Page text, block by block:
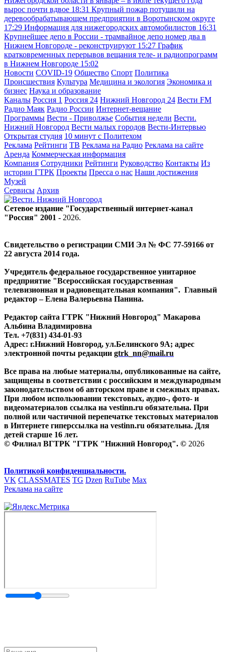
вырос почти вдвое 18:31 Крупный пожар потушили на
деревообрабатывающем предприятии в Воротынском округе
17:29 Информация для нижегородских автомобилистов 16:31
Крупнейшее депо в России - трамвайное депо номер два в
Нижнем Новгороде - реконструируют 15:27 График
кратковременных перерывов вещания теле- и радиопрограмм
в Нижнем Новгороде 15:02
Новости COVID-19 Общество Спорт Политика
Происшествия Культура Медицина и экология Экономика и
бизнес Наука и образование
Каналы Россия 1 Россия 24 Нижний Новгород 24 Вести FM
Радио Маяк Радио России Интернет-вещание
Программы Вести - Приволжье События недели Вести.
Нижний Новгород Вести малых городов Вести-Интервью
Открытая студия 10 минут с Политехом
Реклама Рейтинги ТВ Реклама на Радио Реклама на сайте
Аренда Коммерческая информация
Компания Сотрудники Рейтинги Руководство Контакты Из
истории ГТРК Проекты Пресса о нас Наши достижения
Музей
Сервисы Архив
Сетевое издание "Государственный интернет-канал
"Россия" 2001 - 2026.
Свидетельство о регистрации СМИ Эл № ФС 77-59166 от
22 августа 2014 года.
Учредитель федеральное государственное унитарное
предприятие "Всероссийская государственная
телевизионная и радиовещательная компания". Главный
редактор – Елена Валерьевна Панина.
Редактор сайта ГТРК "Нижний Новгород" Макарова
Альбина Владимировна
Тел. +7(831) 434-01-93
Адрес: г.Нижний Новгород, ул.Белинского 9А; адрес
электронной почты редакции gtrk_nn@mail.ru
Все права на любые материалы, опубликованные на сайте,
защищены в соответствии с российским и международным
законодательством об авторском праве и смежных правах.
При любом использовании текстовых, аудио-, фото- и
видеоматериалов ссылка на vestinn.ru обязательна. При
полной или частичной перепечатке текстовых материалов
в Интернете гиперссылка на vestinn.ru обязательна. Для
детей старше 16 лет.
© Филиал ВГТРК "ГТРК "Нижний Новгород". © 2026
Политикой конфиденциальности.
VK CLASSMATES TG Dzen RuTube Max
Реклама на сайте